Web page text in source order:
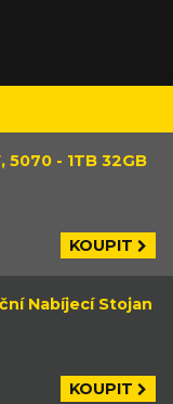
5070 - 1TB 32GB
KOUPIT
Nabíjecí Stojan
KOUPIT